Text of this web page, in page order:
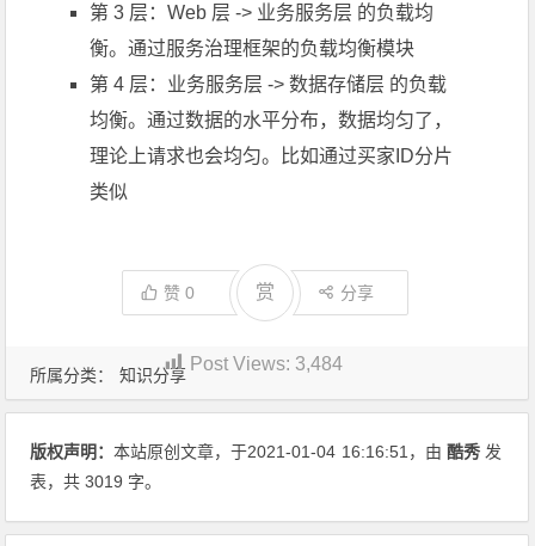
所属分类： 知识分享
第 3 层：Web 层 -> 业务服务层 的负载均
衡。通过服务治理框架的负载均衡模块
第 4 层：业务服务层 -> 数据存储层 的负载
均衡。通过数据的水平分布，数据均匀了，
理论上请求也会均匀。比如通过买家ID分片
类似
Post Views:3,484
赞0 赏 分享
版权声明：本站原创文章，于2021-01-04 16:16:51 ，由酷秀 发
表，共 3019 字。